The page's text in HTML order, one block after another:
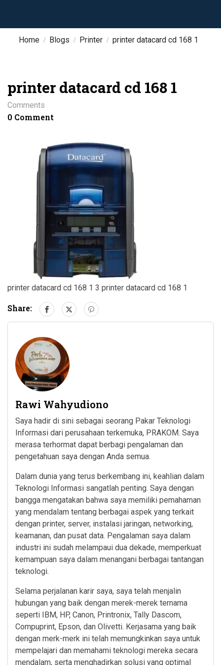
Home Blogs Printer printer datacard cd 168 1
printer datacard cd 168 1
Comments
0 Comment
printer datacard cd 168 1 3 printer datacard cd 168 1
Share:
Rawi Wahyudiono
Saya hadir di sini sebagai seorang Pakar Teknologi
Informasi dari perusahaan terkemuka, PRAKOM. Saya
merasa terhormat dapat berbagi pengalaman dan
pengetahuan saya dengan Anda semua.
Dalam dunia yang terus berkembang ini, keahlian dalam
Teknologi Informasi sangatlah penting. Saya dengan
bangga mengatakan bahwa saya memiliki pemahaman
yang mendalam tentang berbagai aspek yang terkait
dengan printer, server, instalasi jaringan, networking,
keamanan, dan pusat data. Pengalaman saya dalam
industri ini sudah melampaui dua dekade, memperkuat
kemampuan saya dalam menangani berbagai tantangan
teknologi.
Selama perjalanan karir saya, saya telah menjalin
hubungan yang baik dengan merek-merek ternama
seperti IBM, HP, Canon, Printronix, Tally Dascom,
Compuprint, Epson, dan Olivetti. Kerjasama yang baik
dengan merk-merk ini telah memungkinkan saya untuk
mempelajari dan memahami teknologi mereka secara
mendalam, serta menghadirkan solusi yang optimal